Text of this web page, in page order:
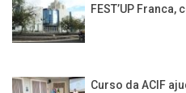
FEST’UP
Curso da ACIF